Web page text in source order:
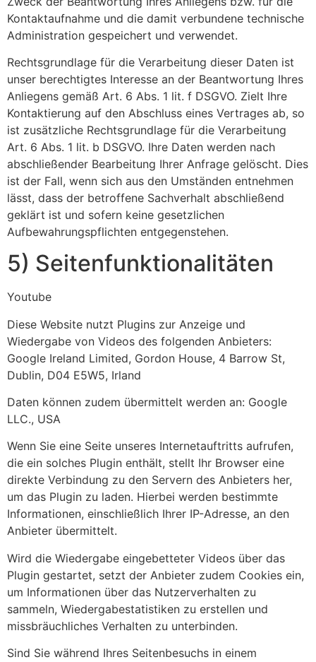
Kontaktaufnahme und die damit verbundene technische
Administration gespeichert und verwendet.
Rechtsgrundlage für die Verarbeitung dieser Daten ist
unser berechtigtes Interesse an der Beantwortung Ihres
Anliegens gemäß Art. 6 Abs. 1 lit. f DSGVO. Zielt Ihre
Kontaktierung auf den Abschluss eines Vertrages ab, so
ist zusätzliche Rechtsgrundlage für die Verarbeitung
Art. 6 Abs. 1 lit. b DSGVO. Ihre Daten werden nach
abschließender Bearbeitung Ihrer Anfrage gelöscht. Dies
ist der Fall, wenn sich aus den Umständen entnehmen
lässt, dass der betroffene Sachverhalt abschließend
geklärt ist und sofern keine gesetzlichen
Aufbewahrungspflichten entgegenstehen.
5) Seitenfunktionalitäten
Youtube
Diese Website nutzt Plugins zur Anzeige und
Wiedergabe von Videos des folgenden Anbieters:
Google Ireland Limited, Gordon House, 4 Barrow St,
Dublin, D04 E5W5, Irland
Daten können zudem übermittelt werden an: Google
LLC., USA
Wenn Sie eine Seite unseres Internetauftritts aufrufen,
die ein solches Plugin enthält, stellt Ihr Browser eine
direkte Verbindung zu den Servern des Anbieters her,
um das Plugin zu laden. Hierbei werden bestimmte
Informationen, einschließlich Ihrer IP-Adresse, an den
Anbieter übermittelt.
Wird die Wiedergabe eingebetteter Videos über das
Plugin gestartet, setzt der Anbieter zudem Cookies ein,
um Informationen über das Nutzerverhalten zu
sammeln, Wiedergabestatistiken zu erstellen und
missbräuchliches Verhalten zu unterbinden.
Sind Sie während Ihres Seitenbesuchs in einem